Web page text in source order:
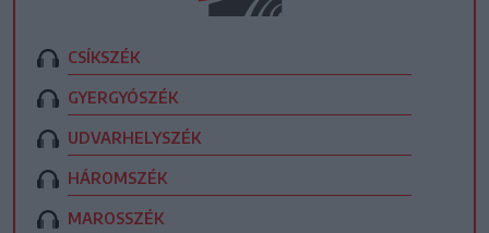
CSÍKSZÉK
GYERGYÓSZÉK
UDVARHELYSZÉK
HÁROMSZÉK
MAROSSZÉK